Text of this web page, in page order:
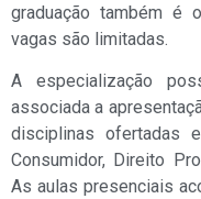
graduação também é
vagas são limitadas.
A especialização
associada a
disciplinas ofertadas
Consumidor, Direito
As aulas presenciais